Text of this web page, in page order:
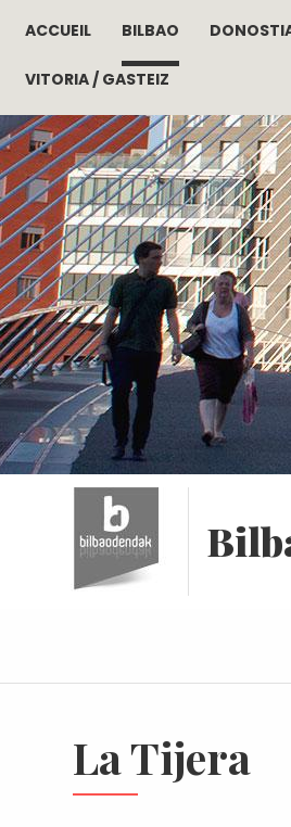
Aller au contenu principal
ACCUEIL BILBAO
VITORIA / GASTEIZ
La Tijera